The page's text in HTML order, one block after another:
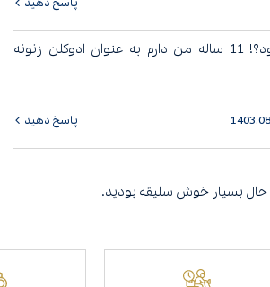
پاسخ دهید
ای بابا این مردونه بود؟! 11 ساله من دارم به عنوان ادوکلن زنونه
پاسخ دهید
حال بسیار خوش سلیقه بودید.